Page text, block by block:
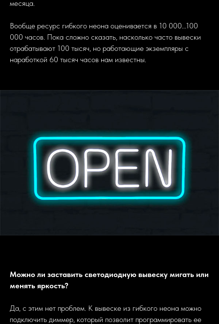
месяца.
Вообще ресурс гибкого неона оценивается в 10 000...100
000 часов. Пока сложно сказать, насколько часто вывески
отрабатывают 100 тысяч, но работающие экземпляры с
наработкой 60 тысяч часов нам известны.
Можно ли заставить светодиодную вывеску мигать или
менять яркость?
Да, с этим нет проблем. К вывеске из гибкого неона можно
подключить диммер, который позволит программировать ее